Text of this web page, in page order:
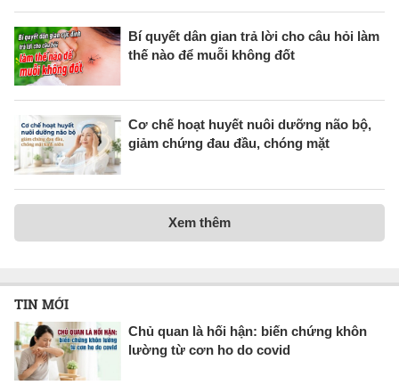
Bí quyết dân gian trả lời cho câu hỏi làm
thế nào để muỗi không đốt
Cơ chế hoạt huyết nuôi dưỡng não bộ,
giảm chứng đau đầu, chóng mặt
Xem thêm
TIN MỚI
Chủ quan là hối hận: biến chứng khôn
lường từ cơn ho do covid